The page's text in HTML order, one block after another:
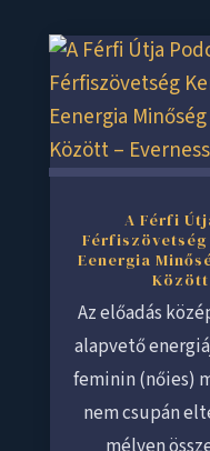
A Férfi
Eenergia
Között
Az előadás
alapvető
feminin (nőies)
nem csupán